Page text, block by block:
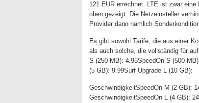
121 EUR errechnet. LTE ist zwar
oben gezeigt: Die Netzeinsteller
Provider dann nämlich
Es gibt sowohl Tarife, die aus einer
als auch solche, die vollständig für
S (250 MB): 4.95SpeedOn S (500
(5 GB): 9.99Surf Upgrade L (10 GB):
GeschwindigkeitSpeedOn M (2 GB):
GeschwindigkeitSpeedOn L (4 GB):